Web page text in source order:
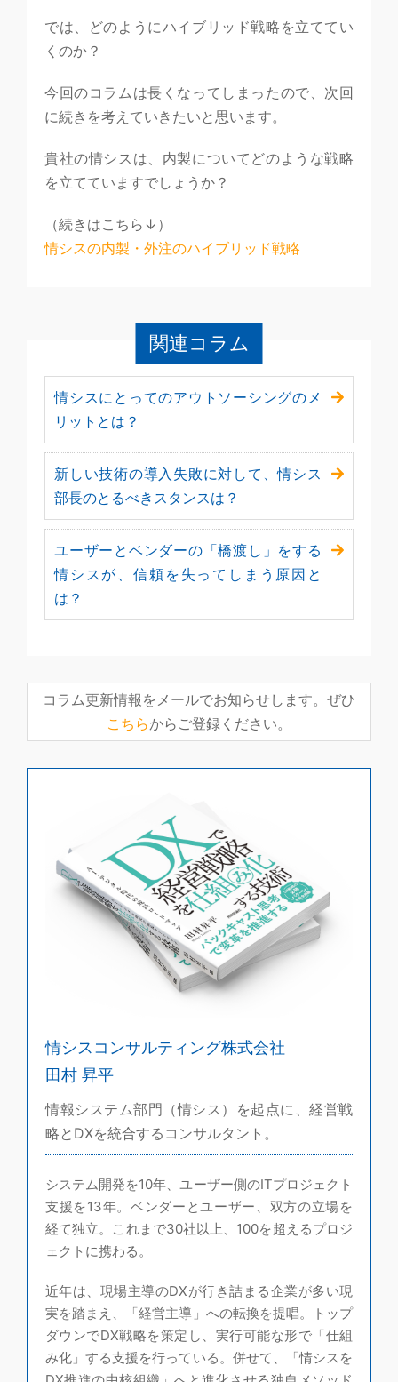
では、どのようにハイブリッド戦略を立ててい
くのか？
今回のコラムは長くなってしまったので、次回
に続きを考えていきたいと思います。
貴社の情シスは、内製についてどのような戦略
を立てていますでしょうか？
（続きはこちら↓）
情シスの内製・外注のハイブリッド戦略
関連コラム
情シスにとってのアウトソーシングのメ
リットとは？
新しい技術の導入失敗に対して、情シス
部長のとるべきスタンスは？
ユーザーとベンダーの「橋渡し」をする
情シスが、信頼を失ってしまう原因と
は？
コラム更新情報をメールでお知らせします。ぜひ
こちらからご登録ください。
情シスコンサルティング株式会社
田村 昇平
情報システム部門（情シス）を起点に、経営戦
略とDXを統合するコンサルタント。
システム開発を10年、ユーザー側のITプロジェクト
支援を13年。ベンダーとユーザー、双方の立場を
経て独立。これまで30社以上、100を超えるプロジ
ェクトに携わる。
近年は、現場主導のDXが行き詰まる企業が多い現
実を踏まえ、「経営主導」への転換を提唱。トップ
ダウンでDX戦略を策定し、実行可能な形で「仕組
み化」する支援を行っている。併せて、「情シスを